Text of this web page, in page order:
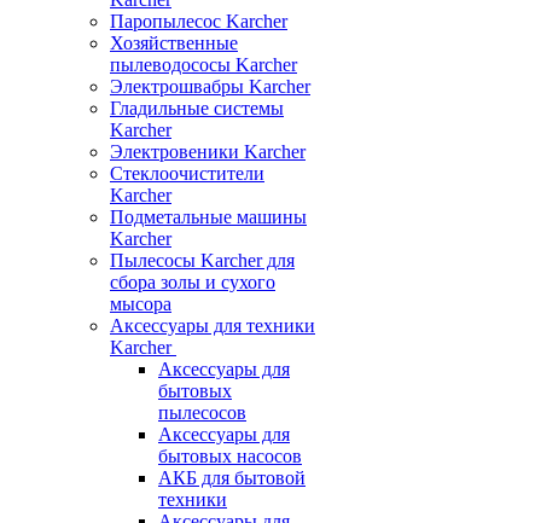
Паропылесос Karcher
Хозяйственные
пылеводососы Karcher
Электрошвабры Karcher
Гладильные системы
Karcher
Электровеники Karcher
Стеклоочистители
Karcher
Подметальные машины
Karcher
Пылесосы Karcher для
сбора золы и сухого
мысора
Аксессуары для техники
Karcher
Аксессуары для
бытовых
пылесосов
Аксессуары для
бытовых насосов
АКБ для бытовой
техники